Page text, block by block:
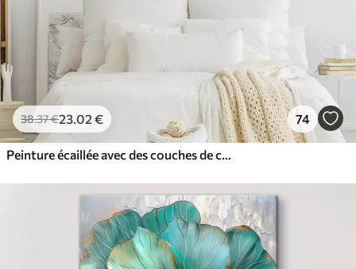
38.37€23.02 € 74
Peinture écaillée avec des couches de couleurs blanches, bleues et jaunes créant une impression abstraite et texturée